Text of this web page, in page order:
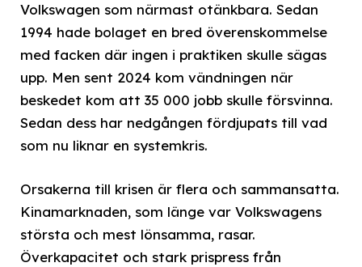
Volkswagen som närmast otänkbara. Sedan
1994 hade bolaget en bred överenskommelse
med facken där ingen i praktiken skulle sägas
upp. Men sent 2024 kom vändningen när
beskedet kom att 35 000 jobb skulle försvinna.
Sedan dess har nedgången fördjupats till vad
som nu liknar en systemkris.
Orsakerna till krisen är flera och sammansatta.
Kinamarknaden, som länge var Volkswagens
största och mest lönsamma, rasar.
Överkapacitet och stark prispress från